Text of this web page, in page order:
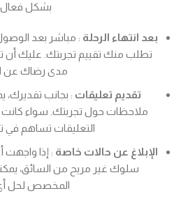
بشكل فعال.
بعد انتهاء الرحلة : مباشر بعد
مدى رضاك عن
تقديم تعليقات : بجانب تقديرك،
ملاحظات حول تجربتك. سواء كانت
التعليقات تساهم في
الإبلاغ عن حالات خاصة : إذا واجهت
سلوك غير مريح من السائق،
المخصص لحل أي